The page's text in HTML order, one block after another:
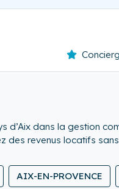
d’Aix dans la gestion
des revenus locatifs
AIX-EN-PROVENCE